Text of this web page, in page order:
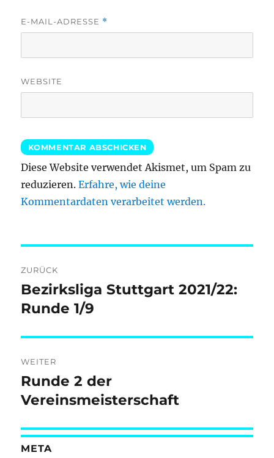
E-MAIL-ADRESSE *
WEBSITE
Diese Website verwendet Akismet, um Spam zu
reduzieren.Erfahre, wie deine
Kommentardaten verarbeitet werden.
ZURÜCK
Vorheriger
Beitrag:
Bezirksliga Stuttgart 2021/22:
Runde 1/9
WEITER
Nächster
Beitrag:
Runde 2 der
Vereinsmeisterschaft
META